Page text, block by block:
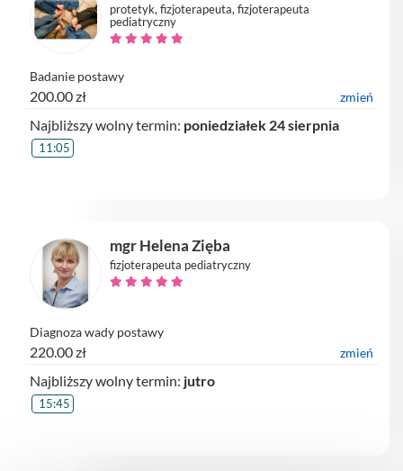
protetyk, fizjoterapeuta, fizjoterapeuta
pediatryczny
Badanie postawy
200.00 zł zmień
Najbliższy wolny termin: poniedziałek 24 sierpnia
11:05
mgr Helena Zięba
fizjoterapeuta pediatryczny
Diagnoza wady postawy
220.00 zł zmień
Najbliższy wolny termin: jutro
15:45